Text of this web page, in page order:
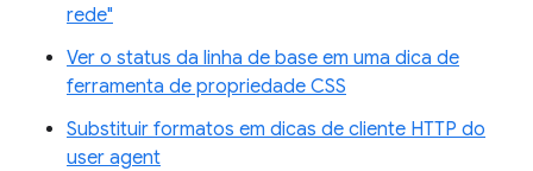
rede"
Ver o status da linha de base em uma dica de
ferramenta de propriedade CSS
Substituir formatos em dicas de cliente HTTP do
user agent